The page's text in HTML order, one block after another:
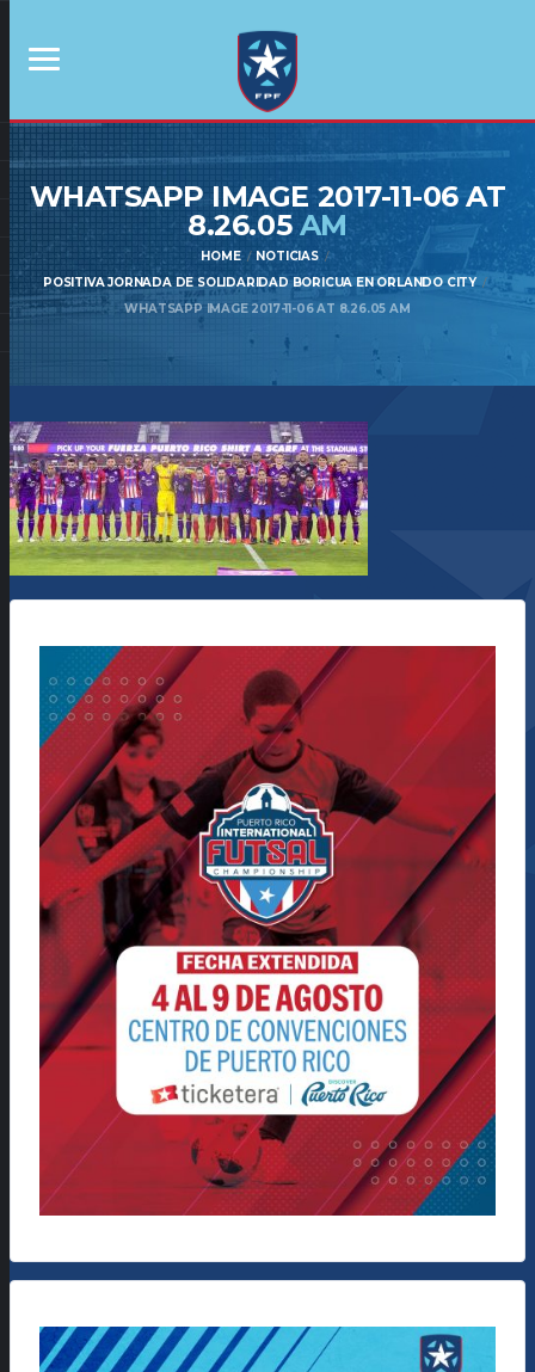
WHATSAPP IMAGE 2017-11-06 AT
8.26.05 AM
HOME
NOTICIAS
POSITIVA JORNADA DE SOLIDARIDAD BORICUA EN ORLANDO CITY
WHATSAPP IMAGE 2017-11-06 AT 8.26.05 AM